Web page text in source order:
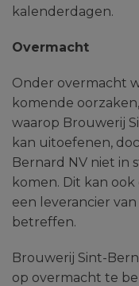
kalenderdagen.
Overmacht
Onder overmacht
komende
waarop Brouwerij
kan uitoefenen,
Bernard NV niet in
komen. Dit kan
een leverancier
betreffen.
Brouwerij Sint-
op overmacht te